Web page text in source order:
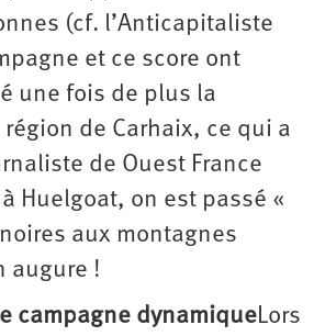
(cf. l’Anticapitaliste
et ce score ont
une fois de plus la
de Carhaix, ce qui a
de Ouest France
Huelgoat, on est passé «
aux montagnes
augure !
campagne dynamiqueLors